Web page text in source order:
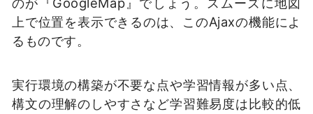
上で位置を表示できるのは、このAjaxの機能によ
るものです。
実行環境の構築が不要な点や学習情報が多い点、
構文の理解のしやすさなど学習難易度は比較的低